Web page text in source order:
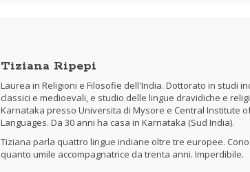
Tiziana Ripepi
Laurea in Religioni e Filosofie dell'India. Dottorato in studi
classici e medioevali, e studio delle lingue dravidiche e
Karnataka presso Universita di Mysore e Central Institute
Languages. Da 30 anni ha casa in Karnataka (Sud India).
Tiziana parla quattro lingue indiane oltre tre europee.
quanto umile accompagnatrice da trenta anni. Imperdibile.